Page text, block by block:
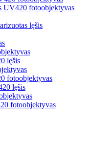
UV420 fotoobjektyvas
lęšis
lęšis
fotoobjektyvas
lęšis
fotoobjektyvas